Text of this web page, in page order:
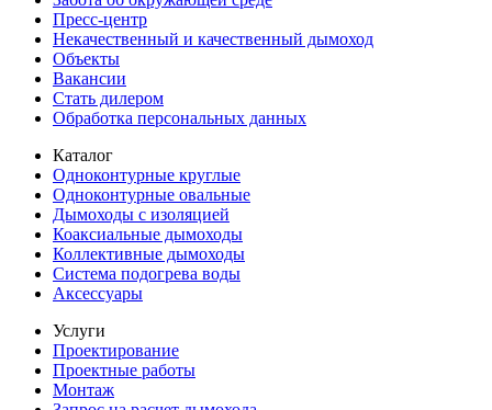
Пресс-центр
Некачественный и качественный дымоход
Объекты
Вакансии
Стать дилером
Обработка персональных данных
Каталог
Одноконтурные круглые
Одноконтурные овальные
Дымоходы с изоляцией
Коаксиальные дымоходы
Коллективные дымоходы
Система подогрева воды
Аксессуары
Услуги
Проектирование
Проектные работы
Монтаж